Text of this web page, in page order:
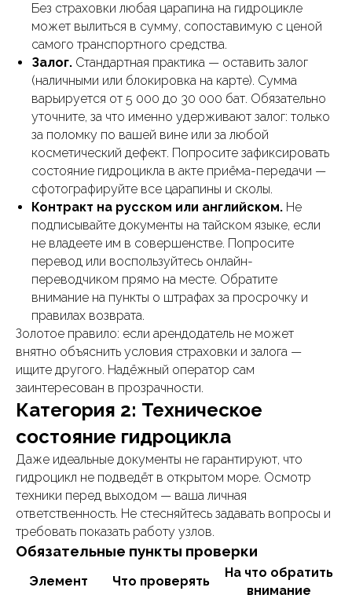
Без страховки любая царапина на гидроцикле
может вылиться в сумму, сопоставимую с ценой
самого транспортного средства.
Залог. Стандартная практика — оставить залог
(наличными или блокировка на карте). Сумма
варьируется от 5 000 до 30 000 бат. Обязательно
уточните, за что именно удерживают залог: только
за поломку по вашей вине или за любой
косметический дефект. Попросите зафиксировать
состояние гидроцикла в акте приёма-передачи —
сфотографируйте все царапины и сколы.
Контракт на русском или английском. Не
подписывайте документы на тайском языке, если
не владеете им в совершенстве. Попросите
перевод или воспользуйтесь онлайн-
переводчиком прямо на месте. Обратите
внимание на пункты о штрафах за просрочку и
правилах возврата.
Золотое правило: если арендодатель не может
внятно объяснить условия страховки и залога —
ищите другого. Надёжный оператор сам
заинтересован в прозрачности.
Категория 2: Техническое
состояние гидроцикла
Даже идеальные документы не гарантируют, что
гидроцикл не подведёт в открытом море. Осмотр
техники перед выходом — ваша личная
ответственность. Не стесняйтесь задавать вопросы и
требовать показать работу узлов.
Обязательные пункты проверки
Элемент Что проверять
На что обратить
внимание